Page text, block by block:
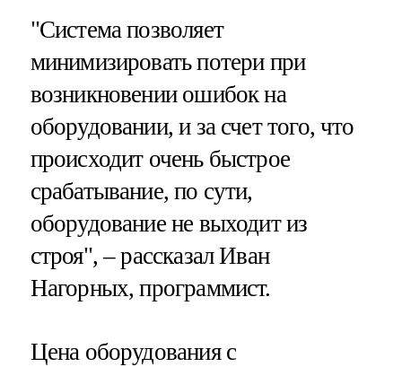
"Система позволяет
минимизировать потери при
возникновении ошибок на
оборудовании, и за счет того, что
происходит очень быстрое
срабатывание, по сути,
оборудование не выходит из
строя", – рассказал Иван
Нагорных, программист.
Цена оборудования с